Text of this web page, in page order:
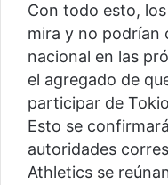
Con todo esto,
mira y no podrían
nacional en las
el agregado de
participar de
Esto se
autoridades
Athletics se